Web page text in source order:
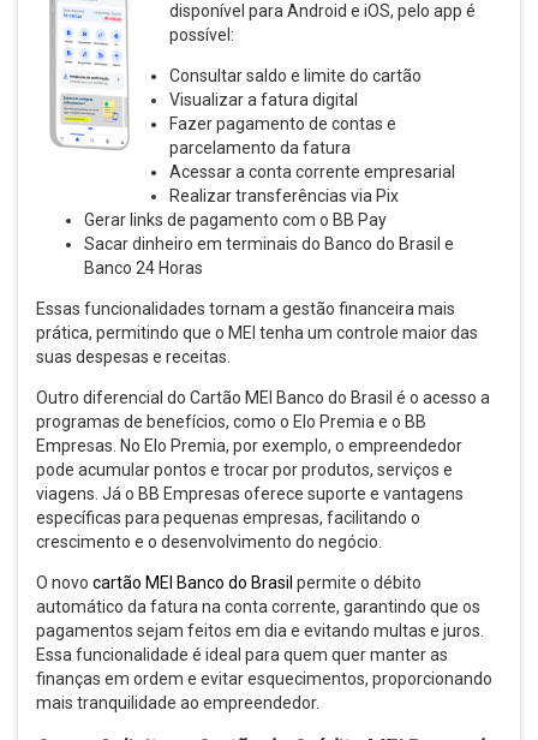
disponível para Android e iOS, pelo app é
possível:
Consultar saldo e limite do cartão
Visualizar a fatura digital
Fazer pagamento de contas e
parcelamento da fatura
Acessar a conta corrente empresarial
Realizar transferências via Pix
Gerar links de pagamento com o BB Pay
Sacar dinheiro em terminais do Banco do Brasil e
Banco 24 Horas
Essas funcionalidades tornam a gestão financeira mais
prática, permitindo que o MEI tenha um controle maior das
suas despesas e receitas.
Outro diferencial do Cartão MEI Banco do Brasil é o acesso a
programas de benefícios, como o Elo Premia e o BB
Empresas. No Elo Premia, por exemplo, o empreendedor
pode acumular pontos e trocar por produtos, serviços e
viagens. Já o BB Empresas oferece suporte e vantagens
específicas para pequenas empresas, facilitando o
crescimento e o desenvolvimento do negócio.
O novo cartão MEI Banco do Brasil permite o débito
automático da fatura na conta corrente, garantindo que os
pagamentos sejam feitos em dia e evitando multas e juros.
Essa funcionalidade é ideal para quem quer manter as
finanças em ordem e evitar esquecimentos, proporcionando
mais tranquilidade ao empreendedor.